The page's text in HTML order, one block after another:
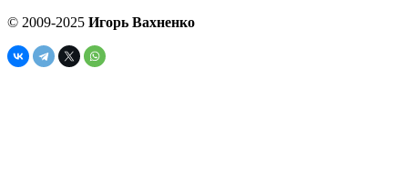
© 2009-2025 Игорь Вахненко